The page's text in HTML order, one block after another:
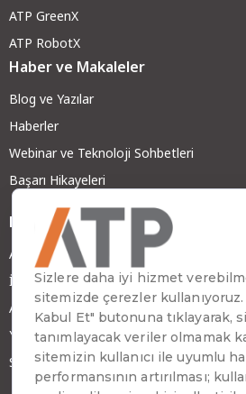
ATP GreenX
ATP RobotX
Haber ve Makaleler
Blog ve Yazılar
Haberler
Webinar ve Teknoloji Sohbetleri
Başarı Hikayeleri
Daha Fazla
ATP Hakkında
İş Ortağımız Olun
ATP Kariyer
Yatırımcı İlişkileri
Sürdürülebilirlik